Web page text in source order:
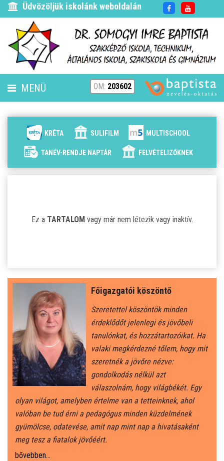
Üdvözöljük iskolánk weboldalán
MENÜ
HÍREK
ALAPÍTVÁNYUNK
SZJA 1% FELAJÁNLÁS
TANULÓINKNAK
ÁLTALÁNOS ISKOLÁSOKNAK
SZÜLŐKNEK
PEDAGÓGUSOK ELÉRHETŐSÉGE
ÉTKEZÉS
KORONAVÍRUS
OM: 203602
KRÉTA SULIFILM MULTISCHOOL
TANÉV-RENDJE NAPTÁR FELVÉTELIZŐKNEK
Főigazgatói köszöntő
Szeretettel köszöntök minden
érdeklődőt jelenlegi és jövőbeli
tanulónkat, és hozzátartozóikat. Ha
valaki megkérdezné tőlem, hogy mit
szeretnék a jövőre nézve:
gondolkodás nélkül azt
válaszolnám, hogy világbékét. Egy
olyan világot, amelyben értelme van a tetteinknek, ahol
valóban be tud érni a pedagógus minden küzdelmének
gyümölcse, odatevése, amit nap mint nap a hivatásaként
meg tesz a fiatalok jövőéért.
bővebben...
Ez a TARTALOM vagy már nem létezik vagy inaktív.